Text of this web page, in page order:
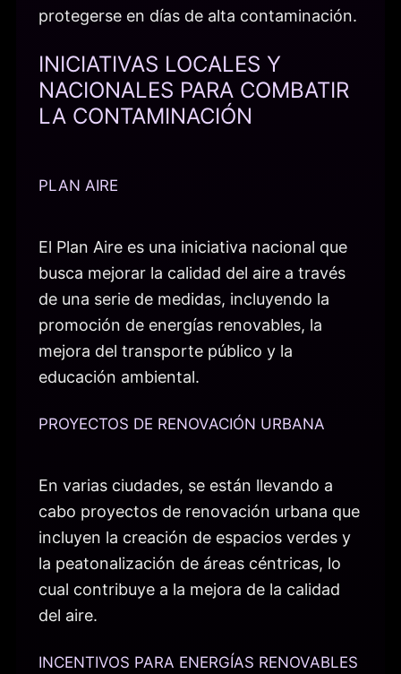
protegerse en días de alta contaminación.
INICIATIVAS LOCALES Y
NACIONALES PARA COMBATIR
LA CONTAMINACIÓN
PLAN AIRE
El Plan Aire es una iniciativa nacional que
busca mejorar la calidad del aire a través
de una serie de medidas, incluyendo la
promoción de energías renovables, la
mejora del transporte público y la
educación ambiental.
PROYECTOS DE RENOVACIÓN URBANA
En varias ciudades, se están llevando a
cabo proyectos de renovación urbana que
incluyen la creación de espacios verdes y
la peatonalización de áreas céntricas, lo
cual contribuye a la mejora de la calidad
del aire.
INCENTIVOS PARA ENERGÍAS RENOVABLES